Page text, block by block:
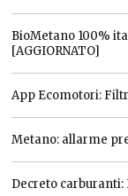
BioMetano 100%
[AGGIORNATO]
App Ecomotori:
Metano: allarme
Decreto carburanti: